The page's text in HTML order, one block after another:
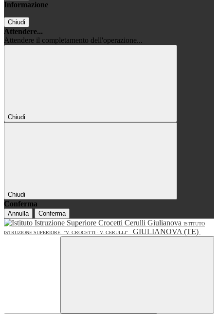
Informazione
Chiudi
Attendere...
Attendere il completamento dell'operazione...
Chiudi
Chiudi
Conferma
Annulla Conferma
ISTITUTO
ISTRUZIONE SUPERIORE
"V. CROCETTI - V. CERULLI" GIULIANOVA (TE)